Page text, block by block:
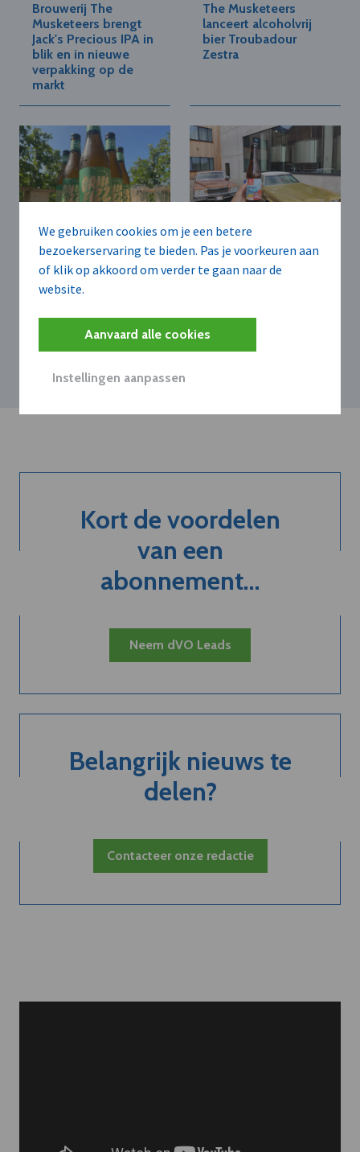
We gebruiken cookies om je een betere
bezoekerservaring te bieden. Pas je voorkeuren aan
of klik op akkoord om verder te gaan naar de
website.
Aanvaard alle cookies
Instellingen aanpassen
Brouwerij The
Musketeers brengt
Jack's Precious IPA in
blik en in nieuwe
verpakking op de
markt
The Musketeers
lanceert alcoholvrij
bier Troubadour
Zestra
BROUWERIJ THE
MUSKETEERS B.V.
Brouwerij The
Musketeers en
innovatieve Cider
Tripel
BROUWERIJ THE
MUSKETEERS B.V.
Brouwerij The
Kort de voordelen
van een
abonnement...
Neem dVO Leads
Belangrijk nieuws te
delen?
Contacteer onze redactie